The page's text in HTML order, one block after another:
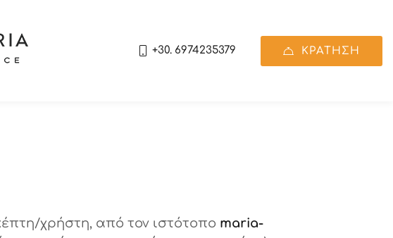
+30. 6974235379
ΚΡΑΤΗΣΗ
χρήστη, από τον ιστότοπο maria-